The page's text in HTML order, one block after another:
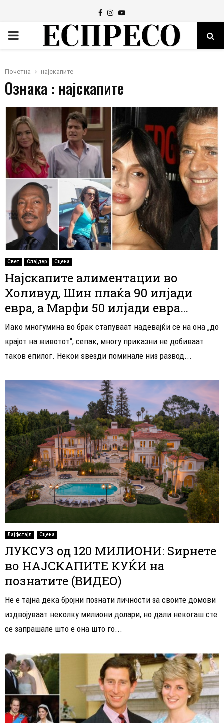
Facebook
Instagram
Youtube
PRIMARY
Почетна најскапите
Ознака : најскапите
Свет Слајдер Сцена
Најскапите алиментации во
Холивуд, Шин плаќа 90 илјади
евра, а Марфи 50 илјади евра…
Иако многумина во брак стапуваат надевајќи се на она „до
крајот на животот“, сепак, многу приказни не добиваат
таков епилог. Некои ѕвезди поминале низ развод...
Лајфстајл Сцена
ЛУКСУЗ од 120 МИЛИОНИ: Ѕирнете
во НАЈСКАПИТЕ КУЌИ на
познатите (ВИДЕО)
Не е тајна дека бројни познати личности за своите домови
издвојуваат неколку милиони долари, но дали некогаш сте
се запрашале што е она што го...